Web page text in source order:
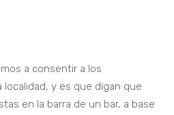
a consentir a los
y es que digan que
en la barra de un bar, a base